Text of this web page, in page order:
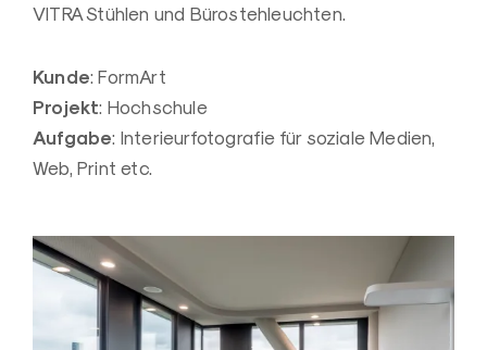
VITRA Stühlen und Bürostehleuchten.
Kunde: FormArt
Projekt: Hochschule
Aufgabe: Interieurfotografie für soziale Medien,
Web, Print etc.